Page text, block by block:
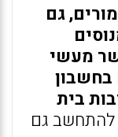
גם
מעשי
בחשבון
בית
להתחשב גם